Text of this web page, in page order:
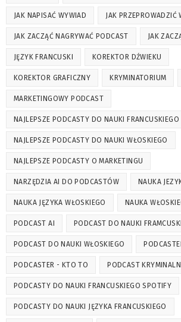
JAK NAPISAĆ WYWIAD JAK PRZEPROWADZIĆ
JAK ZACZĄĆ NAGRYWAĆ PODCAST JAK
JĘZYK FRANCUSKI KOREKTOR DŹWIEKU
KOREKTOR GRAFICZNY KRYMINATORIUM
MARKETINGOWY PODCAST
NAJLEPSZE PODCASTY DO NAUKI FRANCUSKIEGO
NAJLEPSZE PODCASTY DO NAUKI WŁOSKIEGO
NAJLEPSZE PODCASTY O MARKETINGU
NARZĘDZIA AI DO PODCASTÓW NAUKA
NAUKA JĘZYKA WŁOSKIEGO NAUKA
PODCAST AI PODCAST DO NAUKI
PODCAST DO NAUKI WŁOSKIEGO
PODCASTER - KTO TO PODCAST
PODCASTY DO NAUKI FRANCUSKIEGO SPOTIFY
PODCASTY DO NAUKI JĘZYKA FRANCUSKIEGO